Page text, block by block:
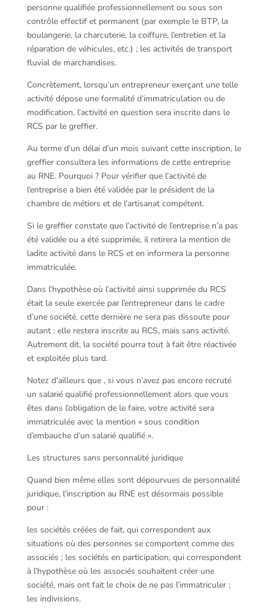
personne qualifiée professionnellement ou sous son
contrôle effectif et permanent (par exemple le BTP, la
boulangerie, la charcuterie, la coiffure, l’entretien et la
réparation de véhicules, etc.) ; les activités de transport
fluvial de marchandises.
Concrètement, lorsqu’un entrepreneur exerçant une telle
activité dépose une formalité d’immatriculation ou de
modification, l’activité en question sera inscrite dans le
RCS par le greffier.
Au terme d’un délai d’un mois suivant cette inscription, le
greffier consultera les informations de cette entreprise
au RNE. Pourquoi ? Pour vérifier que l’activité de
l’entreprise a bien été validée par le président de la
chambre de métiers et de l’artisanat compétent.
Si le greffier constate que l’activité de l’entreprise n’a pas
été validée ou a été supprimée, il retirera la mention de
ladite activité dans le RCS et en informera la personne
immatriculée.
Dans l’hypothèse où l’activité ainsi supprimée du RCS
était la seule exercée par l’entrepreneur dans le cadre
d’une société, cette dernière ne sera pas dissoute pour
autant : elle restera inscrite au RCS, mais sans activité.
Autrement dit, la société pourra tout à fait être réactivée
et exploitée plus tard.
Notez d’ailleurs que , si vous n’avez pas encore recruté
un salarié qualifié professionnellement alors que vous
êtes dans l’obligation de le faire, votre activité sera
immatriculée avec la mention « sous condition
d’embauche d’un salarié qualifié ».
Les structures sans personnalité juridique
Quand bien même elles sont dépourvues de personnalité
juridique, l’inscription au RNE est désormais possible
pour :
les sociétés créées de fait, qui correspondent aux
situations où des personnes se comportent comme des
associés ; les sociétés en participation, qui correspondent
à l’hypothèse où les associés souhaitent créer une
société, mais ont fait le choix de ne pas l’immatriculer ;
les indivisions.